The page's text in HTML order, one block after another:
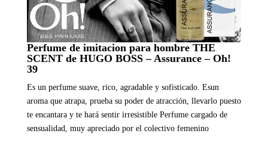
Perfume de imitacion para hombre THE
SCENT de HUGO BOSS – Assurance – Oh!
39
Es un perfume suave, rico, agradable y sofisticado. Esun
aroma que atrapa, prueba su poder de atracción, llevarlo puesto
te encantara y te hará sentir irresistible Perfume cargado de
sensualidad, muy apreciado por el colectivo femenino